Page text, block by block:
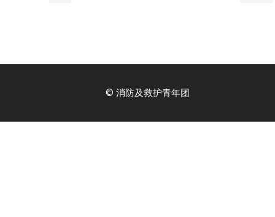
© 消防及救护青年团